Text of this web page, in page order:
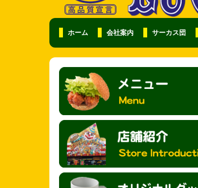
ホーム 会社案内 サーカス団